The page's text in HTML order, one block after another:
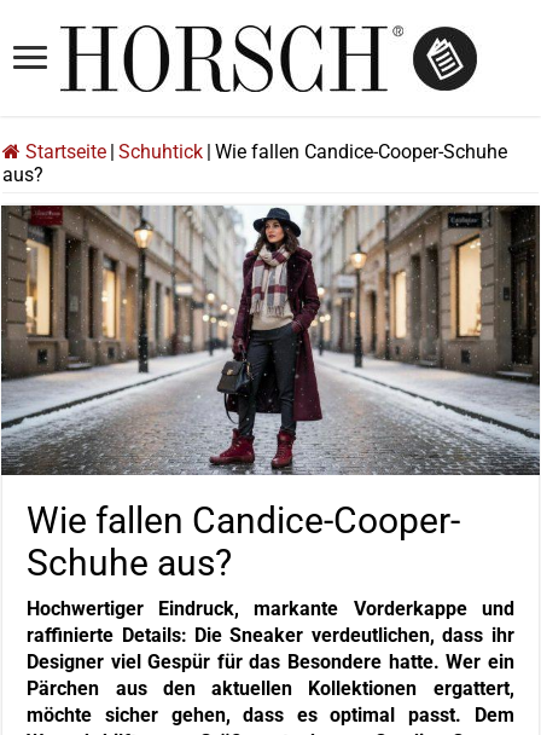
Startseite Schuhtick Wie fallen Candice-Cooper-Schuhe
aus?
Wie fallen Candice-Cooper-
Schuhe aus?
Hochwertiger Eindruck, markante Vorderkappe und
raffinierte Details: Die Sneaker verdeutlichen, dass ihr
Designer viel Gespür für das Besondere hatte. Wer ein
Pärchen aus den aktuellen Kollektionen ergattert,
möchte sicher gehen, dass es optimal passt. Dem